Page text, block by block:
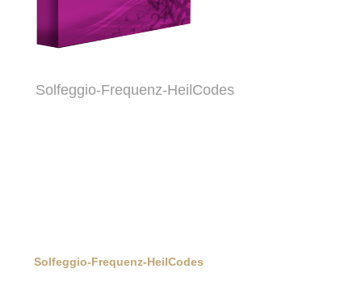
Solfeggio-Frequenz-HeilCodes
Solfeggio-Frequenz-HeilCodes